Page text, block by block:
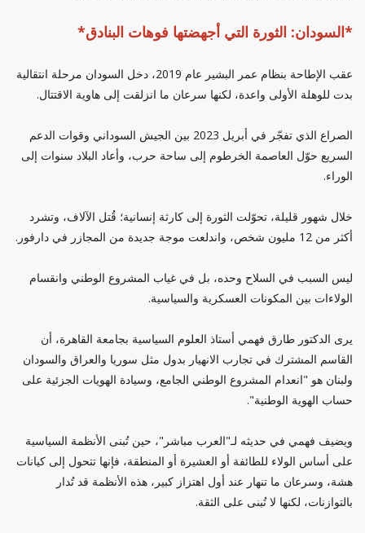
*السودان: الثورة التي أجهضتها فوهات البنادق*
عقب الإطاحة بنظام عمر البشير عام 2019، دخل السودان مرحلة انتقالية
بدت للوهلة الأولى واعدة، لكنها سرعان ما انزلقت إلى هاوية الاقتتال.
الصراع الذي تفجّر في أبريل 2023 بين الجيش السوداني وقوات الدعم
السريع حوّل العاصمة الخرطوم إلى ساحة حرب، وأعاد البلاد سنوات إلى
الوراء.
خلال شهور قليلة، تحوّلت الثورة إلى كارثة إنسانية؛ قُتل الآلاف، وتشرد
أكثر من 12 مليون شخص، واندلعت موجة جديدة من المجازر في دارفور.
ليس السبب في السلاح وحده، بل في غياب المشروع الوطني وانقسام
الولاءات بين المكونات العسكرية والسياسية.
يرى الدكتور طارق فهمي أستاذ العلوم السياسية بجامعة القاهرة، أن
القاسم المشترك في تجارب الانهيار بدول مثل سوريا والعراق والسودان
ولبنان هو "انعدام المشروع الوطني الجامع، وسيادة الهويات الجزئية على
حساب الهوية الوطنية".
ويضيف فهمي في حديثه لـ"العرب مباشر"، حين تُبنى الأنظمة السياسية
على أساس الولاء للطائفة أو العشيرة أو المنطقة، فإنها تتحول إلى كيانات
هشة، وسرعان ما تنهار عند أول اهتزاز كبير، هذه الأنظمة قد تُدار
بالتوازنات، لكنها لا تُبنى على الثقة.